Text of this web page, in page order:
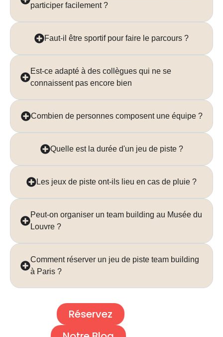
participer facilement ?​
Faut-il être sportif pour faire le parcours ?
Est-ce adapté à des collègues qui ne se
connaissent pas encore bien​
Combien de personnes composent une équipe ?
Quelle est la durée d'un jeu de piste ?
Les jeux de piste ont-ils lieu en cas de pluie ?
Peut-on organiser un team building au Musée du
Louvre ?
Comment réserver un jeu de piste team building
à Paris ?
Réservez